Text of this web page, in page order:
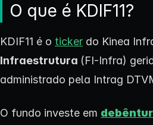
O que é KDIF11?
KDIF11 é o ticker do Kinea
Infraestrutura (FI-Infra)
administrado pela Intrag
O fundo investe em